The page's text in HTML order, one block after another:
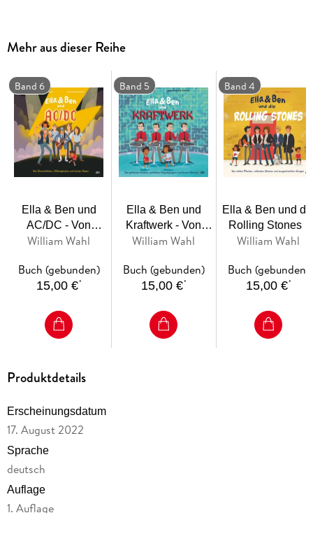
verrückten Kostümen und jeder Menge Glamour.
Zu diesem Buch finden Sie Quizfragen auf antolin. de
Mehr aus dieser Reihe
Band 6
Ella & Ben und
AC/DC - Von
Donnerblitzen,
kurzen Hosen
William Wahl
Buch (gebunden)
15,00 €*
Band 5
Ella & Ben und
Kraftwerk - Von
geheimen Studios,
Doppelgängern und
fernen Sternen
William Wahl
Buch (gebunden)
15,00 €*
Band 4
Ella & Ben und
Rolling Stones -
Von wilden
und
Zungen
William Wahl
Buch (gebunden)
15,00 €*
Produktdetails
Erscheinungsdatum
17. August 2022
Sprache
deutsch
Auflage
1. Auflage